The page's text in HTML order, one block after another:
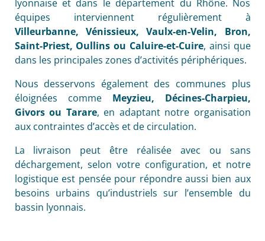
lyonnaise et dans le département du Rhône. Nos
équipes interviennent régulièrement à
Villeurbanne, Vénissieux, Vaulx-en-Velin, Bron,
Saint-Priest, Oullins ou Caluire-et-Cuire, ainsi que
dans les principales zones d’activités périphériques.
Nous desservons également des communes plus
éloignées comme Meyzieu, Décines-Charpieu,
Givors ou Tarare, en adaptant notre organisation
aux contraintes d’accès et de circulation.
La livraison peut être réalisée avec ou sans
déchargement, selon votre configuration, et notre
logistique est pensée pour répondre aussi bien aux
besoins urbains qu’industriels sur l’ensemble du
bassin lyonnais.